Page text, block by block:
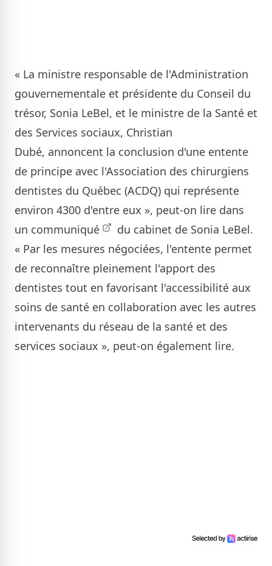
« La ministre responsable de l'Administration
gouvernementale et présidente du Conseil du
trésor, Sonia LeBel, et le ministre de la Santé et
des Services sociaux, Christian
Dubé, annoncent la conclusion d'une entente
de principe avec l'Association des chirurgiens
dentistes du Québec (ACDQ) qui représente
environ 4300 d'entre eux », peut-on lire dans
un communiqué
du cabinet de Sonia LeBel.
« Par les mesures négociées, l'entente permet
de reconnaître pleinement l'apport des
dentistes tout en favorisant l'accessibilité aux
soins de santé en collaboration avec les autres
intervenants du réseau de la santé et des
services sociaux », peut-on également lire.